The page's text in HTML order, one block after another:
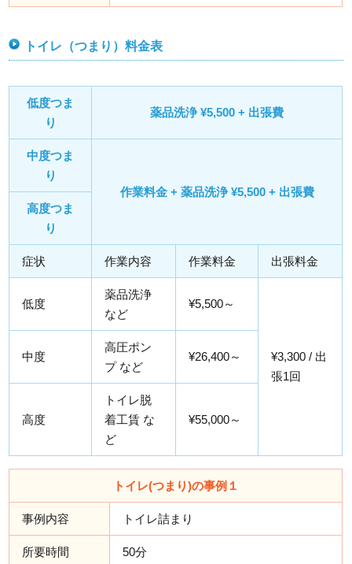
トイレ（つまり）料金表
低度つま
り
薬品洗浄 ¥5,500 + 出張費
中度つま
り
作業料金 + 薬品洗浄 ¥5,500 + 出張費
高度つま
り
症状 作業内容 作業料金 出張料金
低度
薬品洗浄
など
¥5,500～
¥3,300 / 出
張1回
中度
高圧ポン
プ など
¥26,400～
高度
トイレ脱
着工賃 な
ど
¥55,000～
トイレ(つまり)の事例１
事例内容 トイレ詰まり
所要時間 50分